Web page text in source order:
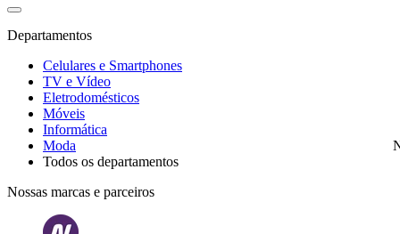
Departamentos
Celulares e Smartphones
TV e Vídeo
Eletrodomésticos
Móveis
Informática
Moda
Todos os departamentos
Nossas marcas e parceiros